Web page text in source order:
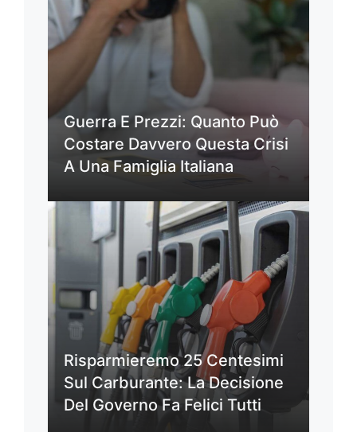
Guerra E Prezzi: Quanto Può
Costare Davvero Questa Crisi
A Una Famiglia Italiana
Risparmieremo 25 Centesimi
Sul Carburante: La Decisione
Del Governo Fa Felici Tutti